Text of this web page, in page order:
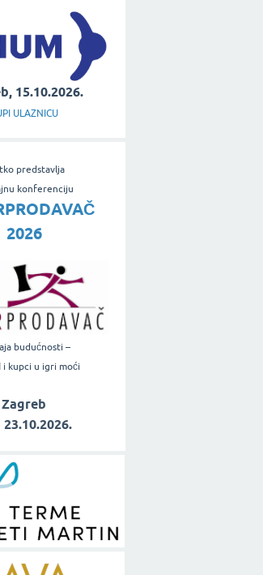
15.10.2026.
ULAZNICU
predstavlja
konferenciju
2026
budućnosti –
i kupci u igri moći
Zagreb
23.10.2026.